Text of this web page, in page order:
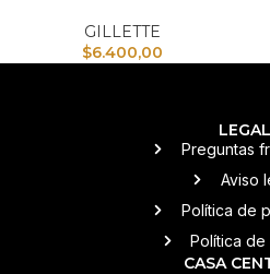
GILLETTE
$6.400,00
LEGAL
Preguntas
Aviso
Política de
Política
CASA